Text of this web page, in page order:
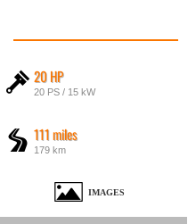
20 HP
20 PS / 15 kW
111 miles
179 km
IMAGES